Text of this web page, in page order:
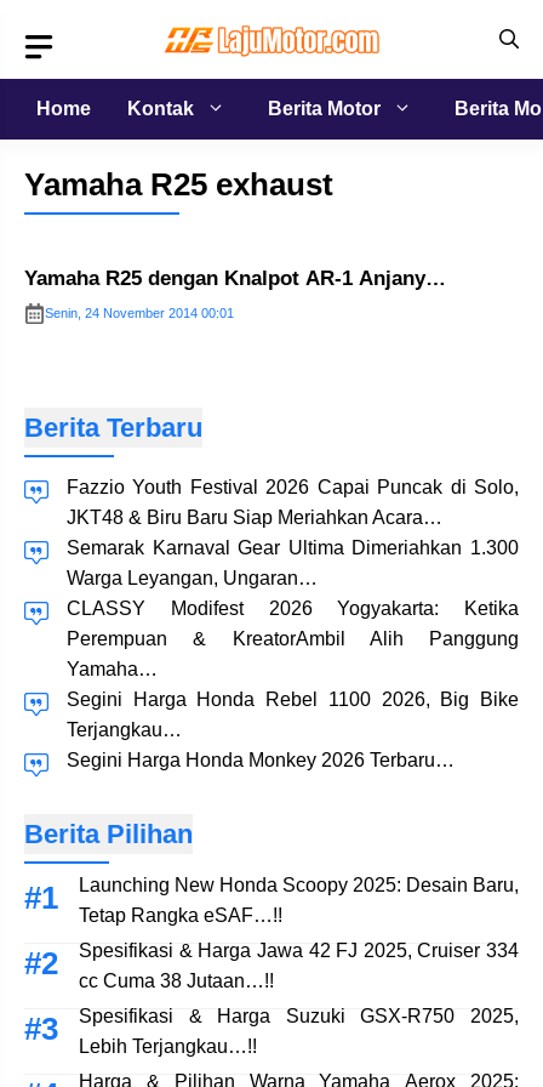
isi
Home
Kontak Berita Motor Berita
Yamaha R25 exhaust
Yamaha R25 dengan Knalpot AR-1 Anjany…
Senin, 24 November 2014 00:01
Berita Terbaru
Fazzio Youth Festival 2026 Capai Puncak di Solo,
JKT48 & Biru Baru Siap Meriahkan Acara…
Semarak Karnaval Gear Ultima Dimeriahkan 1.300
Warga Leyangan, Ungaran…
CLASSY Modifest 2026 Yogyakarta: Ketika
Perempuan & KreatorAmbil Alih Panggung
Yamaha…
Segini Harga Honda Rebel 1100 2026, Big Bike
Terjangkau…
Segini Harga Honda Monkey 2026 Terbaru…
Berita Pilihan
Launching New Honda Scoopy 2025: Desain Baru,
Tetap Rangka eSAF…!!
Spesifikasi & Harga Jawa 42 FJ 2025, Cruiser 334
cc Cuma 38 Jutaan…!!
Spesifikasi & Harga Suzuki GSX-R750 2025,
Lebih Terjangkau…!!
Harga & Pilihan Warna Yamaha Aerox 2025: